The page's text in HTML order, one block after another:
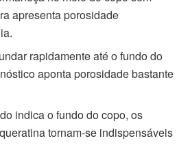
apresenta porosidade
rapidamente até o fundo do
aponta porosidade bastante
indica o fundo do copo, os
tornam-se indispensáveis